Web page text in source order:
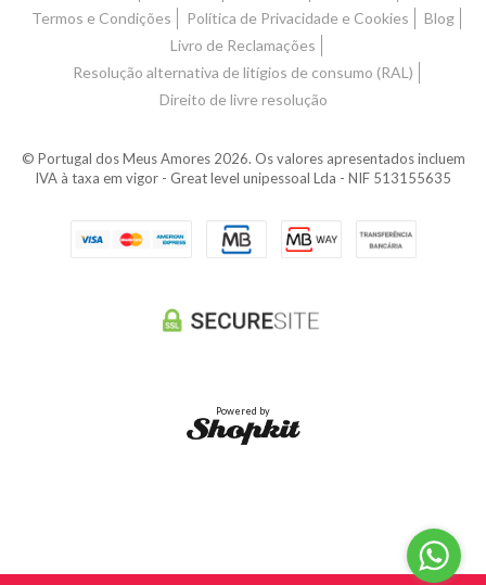
Termos e Condições
Política de Privacidade e Cookies
Blog
Livro de Reclamações
Resolução alternativa de litígios de consumo (RAL)
Direito de livre resolução
© Portugal dos Meus Amores 2026. Os valores apresentados incluem
IVA à taxa em vigor - Great level unipessoal Lda - NIF 513155635
Powered by